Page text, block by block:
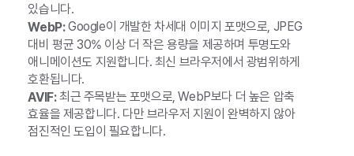
있습니다.
WebP:Google이 개발한 차세대 이미지 포맷으로, JPEG
대비 평균 30% 이상 더 작은 용량을 제공하며 투명도와
애니메이션도 지원합니다. 최신 브라우저에서 광범위하게
호환됩니다.
AVIF:최근 주목받는 포맷으로, WebP보다 더 높은 압축
효율을 제공합니다. 다만 브라우저 지원이 완벽하지 않아
점진적인 도입이 필요합니다.